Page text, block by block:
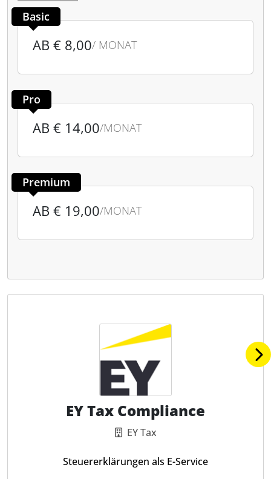
Basic
AB € 8,00/ MONAT
Pro
AB € 14,00/MONAT
Premium
AB € 19,00/MONAT
EY Tax Compliance
EY Tax
Steuererklärungen als E-Service